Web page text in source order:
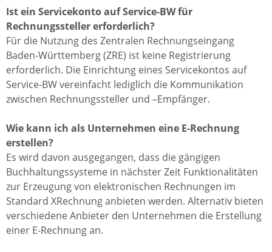
Ist ein Servicekonto auf Service-BW für
Rechnungssteller erforderlich?
Für die Nutzung des Zentralen Rechnungseingang
Baden-Württemberg (ZRE) ist keine Registrierung
erforderlich. Die Einrichtung eines Servicekontos auf
Service-BW vereinfacht lediglich die Kommunikation
zwischen Rechnungssteller und –Empfänger.
Wie kann ich als Unternehmen eine E-Rechnung
erstellen?
Es wird davon ausgegangen, dass die gängigen
Buchhaltungssysteme in nächster Zeit Funktionalitäten
zur Erzeugung von elektronischen Rechnungen im
Standard XRechnung anbieten werden. Alternativ bieten
verschiedene Anbieter den Unternehmen die Erstellung
einer E-Rechnung an.